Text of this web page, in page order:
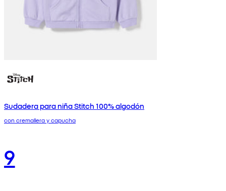
Sudadera para niña Stitch 100% algodón
con cremallera y capucha
9